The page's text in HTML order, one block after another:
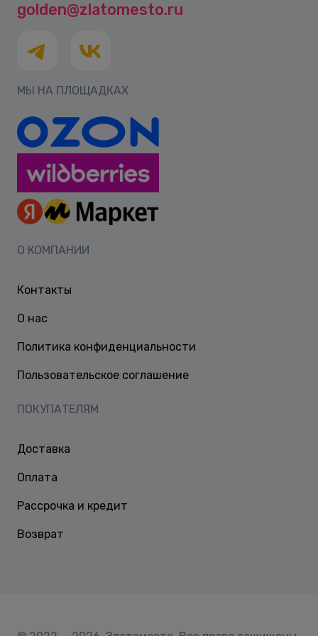
ПОКУПАТЕЛЯМ
Доставка
Оплата
Рассрочка и кредит
Возврат
О КОМПАНИИ
Контакты
О нас
Политика конфиденциальности
Пользовательское соглашение
golden@zlatomesto.ru
МЫ НА ПЛОЩАДКАХ